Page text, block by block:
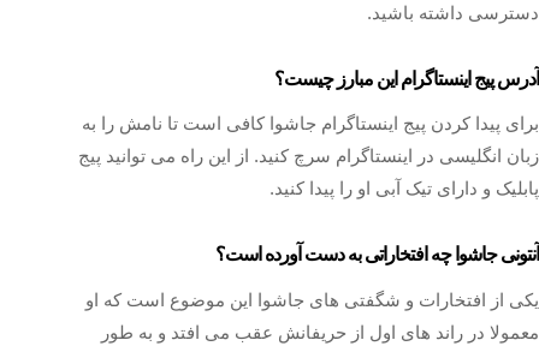
دسترسی داشته باشید.
آدرس پیج اینستاگرام این مبارز چیست؟
برای پیدا کردن پیج اینستاگرام جاشوا کافی است تا نامش را به
زبان انگلیسی در اینستاگرام سرچ کنید. از این راه می توانید پیج
پابلیک و دارای تیک آبی او را پیدا کنید.
آنتونی جاشوا چه افتخاراتی به دست آورده است؟
یکی از افتخارات و شگفتی های جاشوا این موضوع است که او
معمولا در راند های اول از حریفانش عقب می افتد و به طور